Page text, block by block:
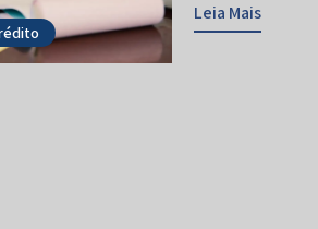
Leia Mais